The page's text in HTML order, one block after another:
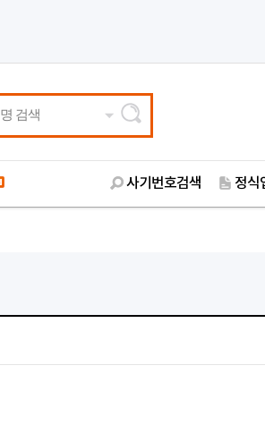
검색
사기번호검색 정식